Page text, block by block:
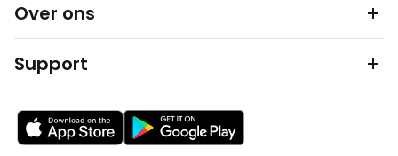
Over ons
Support